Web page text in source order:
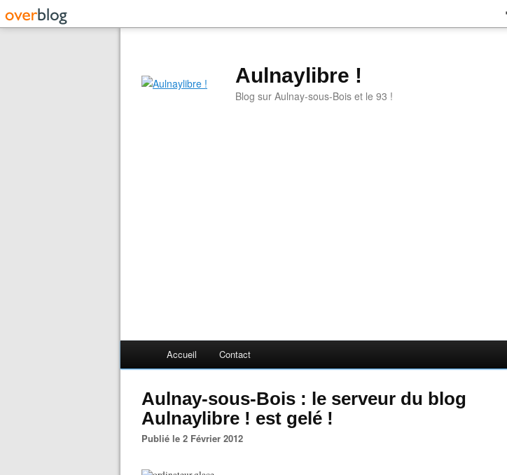
Aulnaylibre !
Blog sur Aulnay-sous-Bois et le 93 !
Accueil Contact
Aulnay-sous-Bois : le serveur du blog
Aulnaylibre ! est gelé !
Publié le 2 Février 2012